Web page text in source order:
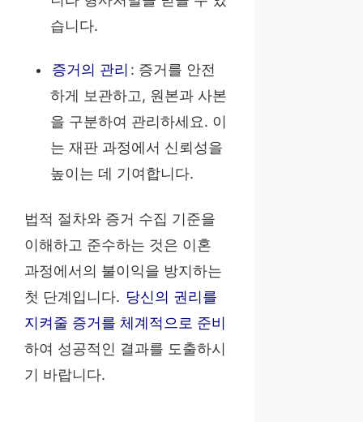
습니다.
증거의 관리 : 증거를 안전
하게 보관하고, 원본과 사본
을 구분하여 관리하세요. 이
는 재판 과정에서 신뢰성을
높이는 데 기여합니다.
법적 절차와 증거 수집 기준을
이해하고 준수하는 것은 이혼
과정에서의 불이익을 방지하는
첫 단계입니다. 당신의 권리를
지켜줄 증거를 체계적으로 준비
하여 성공적인 결과를 도출하시
기 바랍니다.